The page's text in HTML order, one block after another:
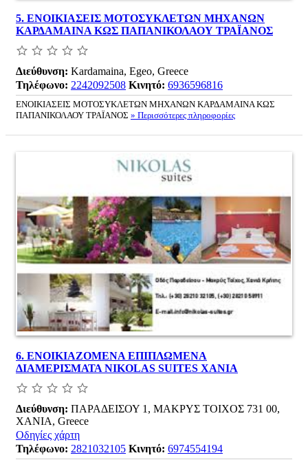
5. ΕΝΟΙΚΙΑΣΕΙΣ ΜΟΤΟΣΥΚΛΕΤΩΝ ΜΗΧΑΝΩΝ
ΚΑΡΔΑΜΑΙΝΑ ΚΩΣ ΠΑΠΑΝΙΚΟΛΑΟΥ ΤΡΑΪΑΝΟΣ
Διεύθυνση: Kardamaina, Egeo, Greece
Τηλέφωνο: 2242092508 Κινητό: 6936596816
ΕΝΟΙΚΙΑΣΕΙΣ ΜΟΤΟΣΥΚΛΕΤΩΝ ΜΗΧΑΝΩΝ ΚΑΡΔΑΜΑΙΝΑ ΚΩΣ
ΠΑΠΑΝΙΚΟΛΑΟΥ ΤΡΑΪΑΝΟΣ » Περισσότερες πληροφορίες
6. ΕΝΟΙΚΙΑΖΟΜΕΝΑ ΕΠΙΠΛΩΜΕΝΑ
ΔΙΑΜΕΡΙΣΜΑΤΑ NIKOLAS SUITES ΧΑΝΙΑ
Διεύθυνση: ΠΑΡΑΔΕΙΣΟΥ 1, ΜΑΚΡΥΣ ΤΟΙΧΟΣ 731 00,
ΧΑΝΙΑ, Greece
Οδηγίες χάρτη
Τηλέφωνο: 2821032105 Κινητό: 6974554194